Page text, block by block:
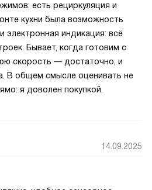
есть рециркуляция и
кухни была возможность
электронная индикация: всё
Бывает, когда готовим с
скорость — достаточно, и
В общем смысле оценивать не
я доволен покупкой.
14.09.2025